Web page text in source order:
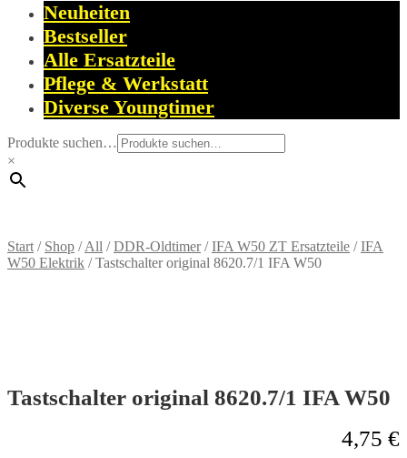
Neuheiten
Bestseller
Alle Ersatzteile
Pflege & Werkstatt
Diverse Youngtimer
Produkte suchen…
×
Start / Shop /All /DDR-Oldtimer/IFA W50 ZT Ersatzteile /IFA
W50 Elektrik /Tastschalter original 8620.7/1 IFA W50
Tastschalter original 8620.7/1 IFA W50
4,75 €